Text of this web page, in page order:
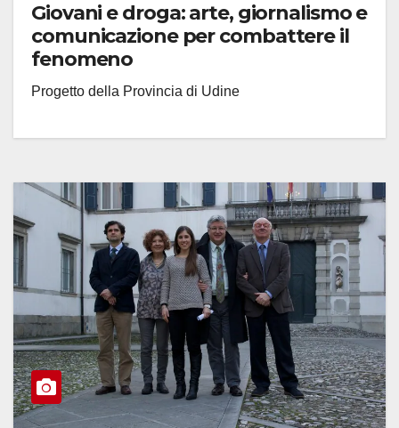
Giovani e droga: arte, giornalismo e
comunicazione per combattere il
fenomeno
Progetto della Provincia di Udine